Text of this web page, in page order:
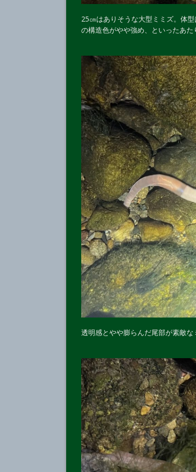
25㎝はありそうな大型ミミズ。体
の構造色がやや強め、といったあた
透明感とやや膨らんだ尾部が素敵